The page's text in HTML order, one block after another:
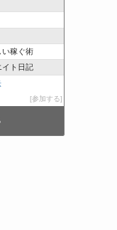
い稼ぐ術
イト日記
参加する